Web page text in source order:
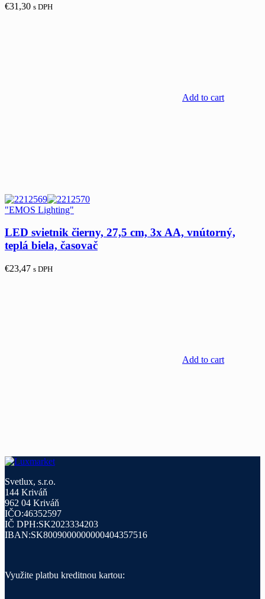
€31,30 s DPH
Add to cart
"EMOS Lighting"
LED svietnik čierny, 27,5 cm, 3x AA, vnútorný,
teplá biela, časovač
€23,47 s DPH
Add to cart
Svetlux, s.r.o.
144 Kriváň
962 04 Kriváň
IČO:46352597
IČ DPH:SK2023334203
IBAN:SK8009000000000404357516
Využite platbu kreditnou kartou: